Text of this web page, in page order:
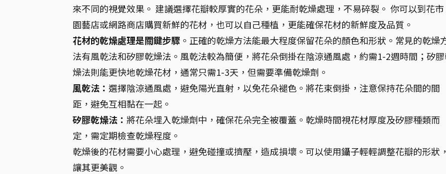
來不同的視覺效果。 建議選擇花瓣較厚實的花朵，更能耐乾燥處理，不易碎裂。 你可以到花
園藝店或網路商店購買新鮮的花材，也可以自己種植，更能確保花材的新鮮度及品質。
花材的乾燥處理是關鍵步驟 。正確的乾燥方法能最大程度保留花朵的顏色和形狀。常見的乾燥
法有風乾法和矽膠乾燥法。風乾法較為簡便，將花朵倒掛在陰涼通風處，約需1-2週時間；矽
燥法則能更快地乾燥花材，通常只需1-3天，但需要準備乾燥劑。
風乾法： 選擇陰涼通風處，避免陽光直射，以免花朵褪色。將花束倒掛，注意保持花朵間的間
距，避免互相黏在一起。
矽膠乾燥法： 將花朵埋入乾燥劑中，確保花朵完全被覆蓋。乾燥時間視花材厚度及矽膠種類而
定，需定期檢查乾燥程度。
乾燥後的花材需要小心處理，避免碰撞或擠壓，造成損壞。可以使用鑷子輕輕調整花瓣的形狀
讓其更美觀。